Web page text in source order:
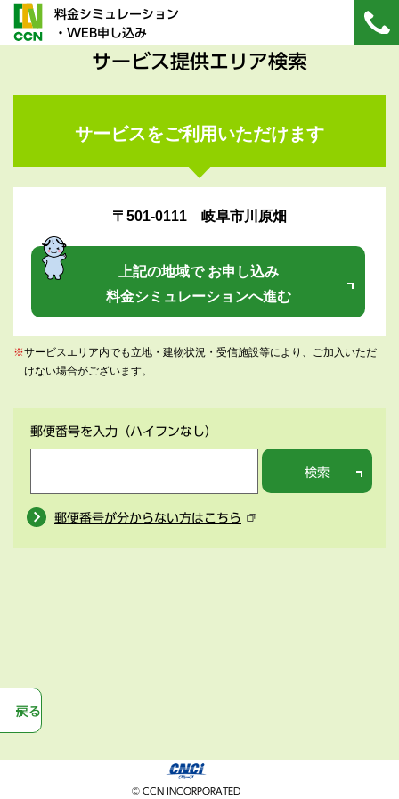
料金シミュレーション
・WEB申し込み
サービス提供エリア検索
サービスをご利用いただけます
〒501-0111 岐阜市川原畑
上記の地域で お申し込み
料金シミュレーションへ進む
※サービスエリア内でも立地・建物状況・受信施設等により、ご加入いただ
けない場合がございます。
郵便番号を入力 （ハイフンなし）
検索
郵便番号が分からない方はこちら
戻る
© CCN INCORPORATED